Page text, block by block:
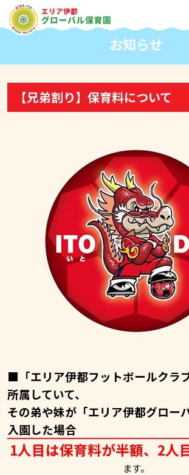
お知らせ
【兄弟割り】保育料について
■「エリア伊都フットボールクラ
所属していて、
その弟や妹が「エリア伊都グロー
入園した場合
1人目は保育料が半額、2人
ます。